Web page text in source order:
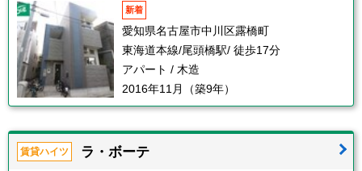
新着
愛知県名古屋市中川区露橋町
東海道本線/尾頭橋駅/ 徒歩17分
アパート / 木造
2016年11月（築9年）
賃貸ハイツ ラ・ボーテ